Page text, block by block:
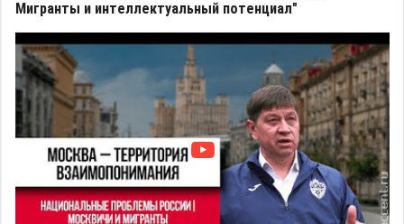
Мигранты и интеллектуальный потенциал"